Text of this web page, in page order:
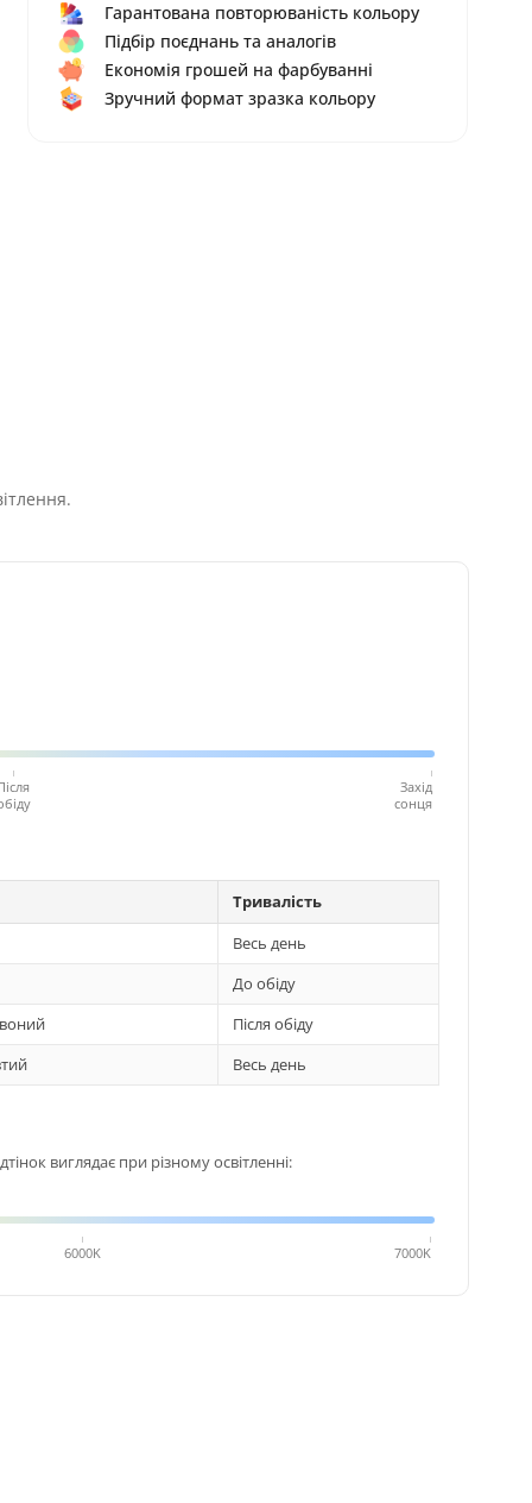
Гарантована повторюваність кольору
Підбір поєднань та аналогів
Економія грошей на фарбуванні
Зручний формат зразка кольору
Захід
сонця
Тривалість
Весь день
До обіду
Після обіду
Весь день
виглядає при різному освітленні:
6000K 7000K